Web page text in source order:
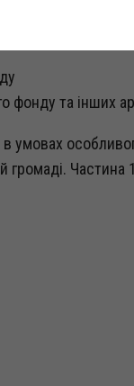
характеру для
фонду та інших
умовах
громаді. Частина